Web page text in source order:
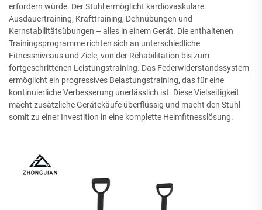
erfordern würde. Der Stuhl ermöglicht kardiovaskulare
Ausdauertraining, Krafttraining, Dehnübungen und
Kernstabilitätsübungen – alles in einem Gerät. Die enthaltenen
Trainingsprogramme richten sich an unterschiedliche
Fitnessniveaus und Ziele, von der Rehabilitation bis zum
fortgeschrittenen Leistungstraining. Das Federwiderstandssystem
ermöglicht ein progressives Belastungstraining, das für eine
kontinuierliche Verbesserung unerlässlich ist. Diese Vielseitigkeit
macht zusätzliche Gerätekäufe überflüssig und macht den Stuhl
somit zu einer Investition in eine komplette Heimfitnesslösung.